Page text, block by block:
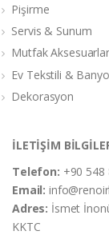
Pişirme
Servis & Sunum
Mutfak
Ev Tekstili & Banyo
Dekorasyon
İLETİŞİM
Telefon: +90 548
Email:
Adres: İsmet
KKTC